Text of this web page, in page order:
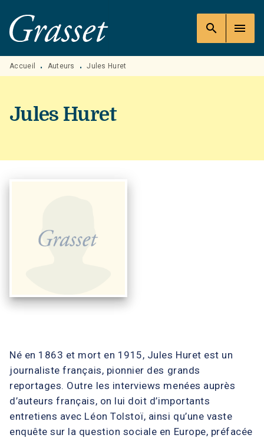
MENU RECHERCHE
PIED DE PAGE
search menu
Accueil • Auteurs • Jules Huret
Jules Huret
Né en 1863 et mort en 1915, Jules Huret est un
journaliste français, pionnier des grands
reportages. Outre les interviews menées auprès
d’auteurs français, on lui doit d’importants
entretiens avec Léon Tolstoï, ainsi qu’une vaste
enquête sur la question sociale en Europe, préfacée